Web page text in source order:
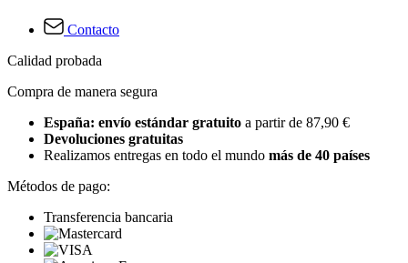
Contacto
Calidad probada
Compra de manera segura
España: envío estándar gratuito a partir de 87,90 €
Devoluciones gratuitas
Realizamos entregas en todo el mundo más de 40 países
Métodos de pago:
Transferencia bancaria